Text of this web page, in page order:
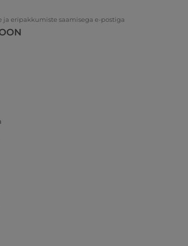
ja eripakkumiste saamisega e-postiga